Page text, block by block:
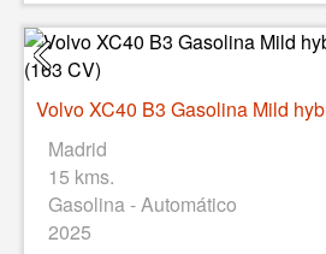
Madrid
15 kms.
Gasolina - Automático
2025